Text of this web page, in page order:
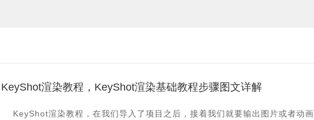
KeyShot渲染教程，KeyShot渲染基础教程步骤图文详解
KeyShot渲染教程，在我们导入了项目之后，接着我们就要输出图片或者动画